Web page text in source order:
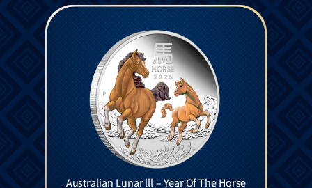
Australian Lunar lll – Year Of The Horse